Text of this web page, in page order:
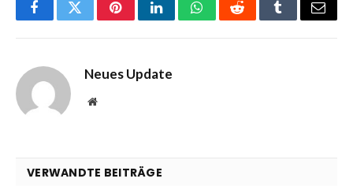
FacebookTwitterPinterestLinkedInWhatsAppRedditTumblrEmail
Neues Update
Website
VERWANDTE BEITRÄGE